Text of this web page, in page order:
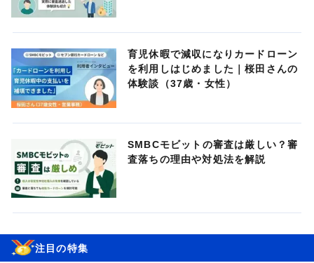
育児休暇で減収になりカードローン
を利用しはじめました｜桜田さんの
体験談（37歳・女性）
SMBCモビットの審査は厳しい？審
査落ちの理由や対処法を解説
注目の特集